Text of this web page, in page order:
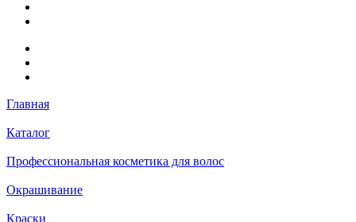
Главная
Каталог
Профессиональная косметика для волос
Окрашивание
Краски